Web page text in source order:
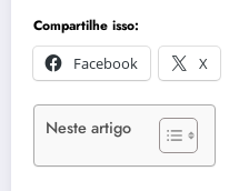
Compartilhe isso:
Facebook
X
Neste artigo